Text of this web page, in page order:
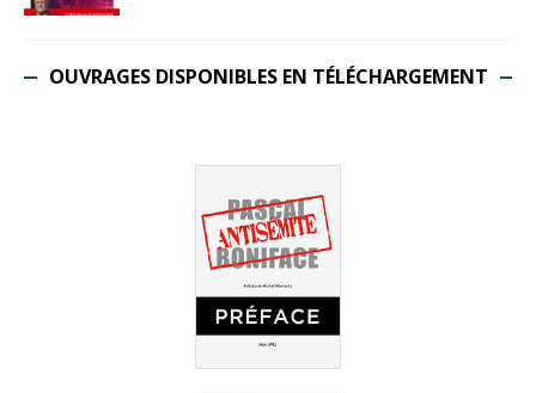
OUVRAGES DISPONIBLES EN TÉLÉCHARGEMENT